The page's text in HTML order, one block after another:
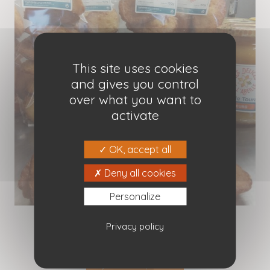
Madeleines au miel de Touraine
This site uses cookies
and gives you control
over what you want to
activate
OK, accept all
Deny all cookies
Personalize
Privacy policy